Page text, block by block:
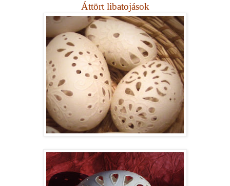
Áttört libatojások